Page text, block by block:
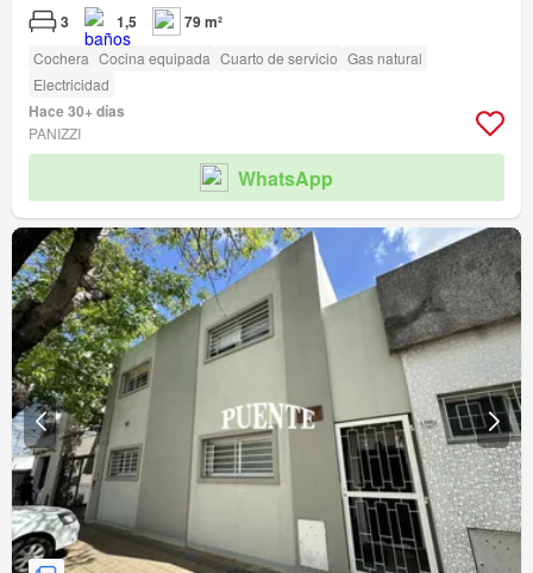
3 1,5 79 m²
Cochera Cocina equipada Cuarto de servicio Gas natural
Electricidad
Hace 30+ días
PANIZZI
WhatsApp